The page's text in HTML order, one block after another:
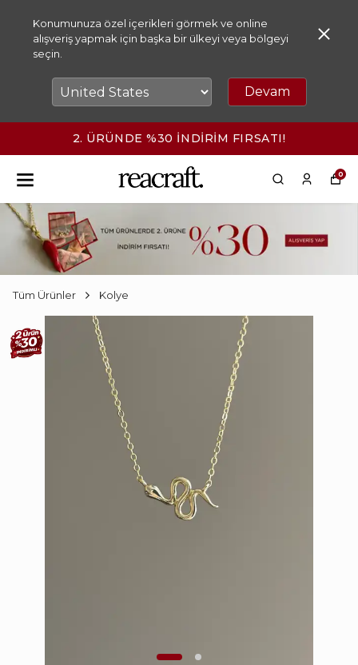
Konumunuza özel içerikleri görmek ve online
alışveriş yapmak için başka bir ülkeyi veya bölgeyi
seçin.
Devam
2. ÜRÜNDE %30 İNDİRİM FIRSATI!
0
Tüm Ürünler Kolye